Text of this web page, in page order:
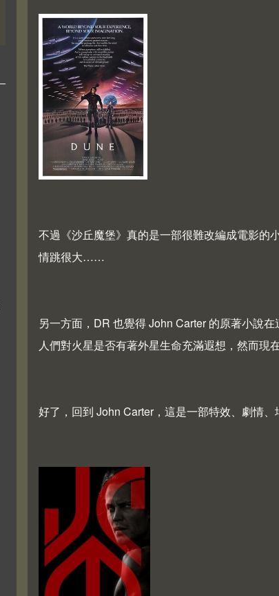
不過《沙丘魔堡》真的是一部很難改編成電影的
情跳很大……
另一方面，DR 也覺得 John Carter 的原著小說
人們對火星是否有著外星生命充滿遐想，然而現
好了，回到 John Carter，這是一部特效、劇情、